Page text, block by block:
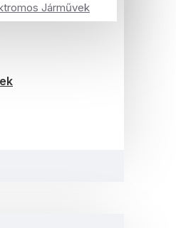
Járművek